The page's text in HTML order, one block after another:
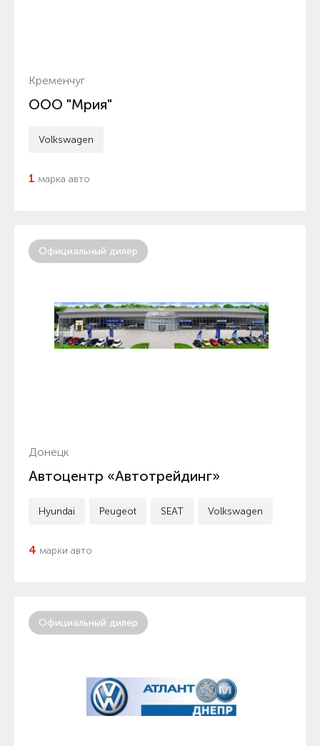
Кременчуг
ООО "Мрия"
Volkswagen
1 марка авто
Официальный дилер
Донецк
Автоцентр «Автотрейдинг»
Hyundai Peugeot SEAT Volkswagen
4 марки авто
Официальный дилер